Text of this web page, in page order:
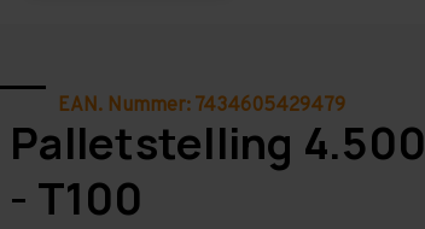
EAN. Nummer: 7434605429479
Palletstelling 4.500
- T100